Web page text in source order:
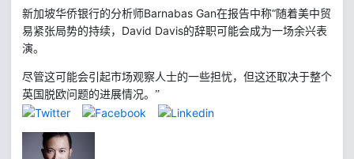
新加坡华侨银行的分析师Barnabas Gan在报告中称“随着美中贸
易紧张局势的持续， David Davis的辞职可能会成为一场余兴表
演。
尽管这可能会引起市场观察人士的一些担忧，但这还取决于整个
英国脱欧问题的进展情况。”